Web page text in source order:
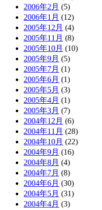
2006年2月 (5)
2006年1月 (12)
2005年12月 (4)
2005年11月 (8)
2005年10月 (10)
2005年9月 (5)
2005年7月 (1)
2005年6月 (1)
2005年5月 (3)
2005年4月 (1)
2005年3月 (7)
2004年12月 (6)
2004年11月 (28)
2004年10月 (22)
2004年9月 (16)
2004年8月 (4)
2004年7月 (8)
2004年6月 (30)
2004年5月 (31)
2004年4月 (3)